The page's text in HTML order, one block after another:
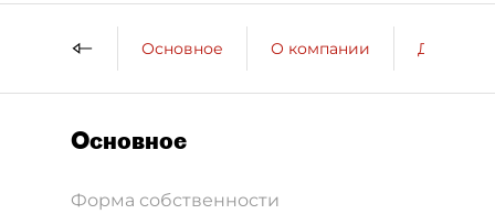
Основное О компании ДП о
Основное
Форма собственности